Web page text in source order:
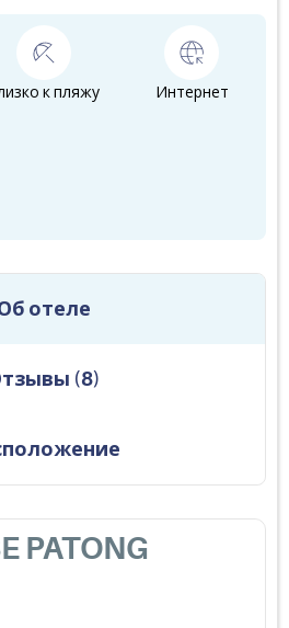
к пляжу Интернет
отеле
(8)
PATONG